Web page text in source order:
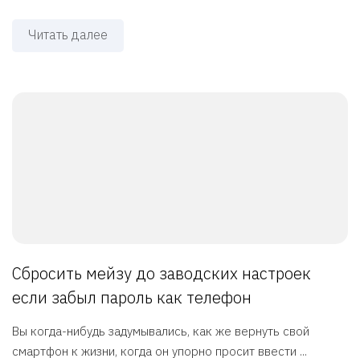
Читать далее
Сбросить мейзу до заводских настроек
если забыл пароль как телефон
Вы когда-нибудь задумывались, как же вернуть свой
смартфон к жизни, когда он упорно просит ввести ...